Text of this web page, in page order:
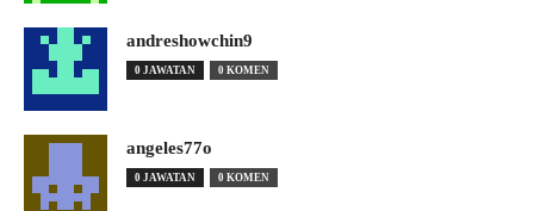
andreshowchin9
0 JAWATAN 0 KOMEN
angeles77o
0 JAWATAN 0 KOMEN